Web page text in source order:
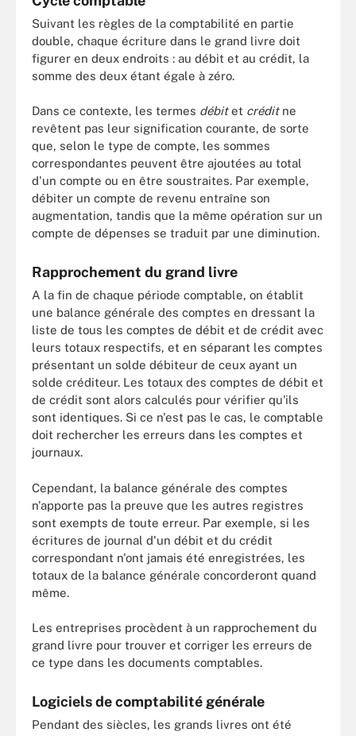
Suivant les règles de la comptabilité en partie
double, chaque écriture dans le grand livre doit
figurer en deux endroits : au débit et au crédit, la
somme des deux étant égale à zéro.
Dans ce contexte, les termes débitet créditne
revêtent pas leur signification courante, de sorte
que, selon le type de compte, les sommes
correspondantes peuvent être ajoutées au total
d'un compte ou en être soustraites. Par exemple,
débiter un compte de revenu entraîne son
augmentation, tandis que la même opération sur un
compte de dépenses se traduit par une diminution.
Rapprochement du grand livre
A la fin de chaque période comptable, on établit
une balance générale des comptes en dressant la
liste de tous les comptes de débit et de crédit avec
leurs totaux respectifs, et en séparant les comptes
présentant un solde débiteur de ceux ayant un
solde créditeur. Les totaux des comptes de débit et
de crédit sont alors calculés pour vérifier qu'ils
sont identiques. Si ce n'est pas le cas, le comptable
doit rechercher les erreurs dans les comptes et
journaux.
Cependant, la balance générale des comptes
n'apporte pas la preuve que les autres registres
sont exempts de toute erreur. Par exemple, si les
écritures de journal d'un débit et du crédit
correspondant n'ont jamais été enregistrées, les
totaux de la balance générale concorderont quand
même.
Les entreprises procèdent à un rapprochement du
grand livre pour trouver et corriger les erreurs de
ce type dans les documents comptables.
Logiciels de comptabilité générale
Pendant des siècles, les grands livres ont été